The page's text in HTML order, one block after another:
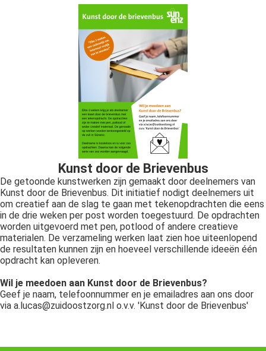
Kunst door de Brievenbus
De getoonde kunstwerken zijn gemaakt door deelnemers van
Kunst door de Brievenbus. Dit initiatief nodigt deelnemers uit
om creatief aan de slag te gaan met tekenopdrachten die eens
in de drie weken per post worden toegestuurd. De opdrachten
worden uitgevoerd met pen, potlood of andere creatieve
materialen. De verzameling werken laat zien hoe uiteenlopend
de resultaten kunnen zijn en hoeveel verschillende ideeën één
opdracht kan opleveren.
Wil je meedoen aan Kunst door de Brievenbus?
Geef je naam, telefoonnummer en je emailadres aan ons door
via a.lucas@zuidoostzorg.nl o.v.v. 'Kunst door de Brievenbus'